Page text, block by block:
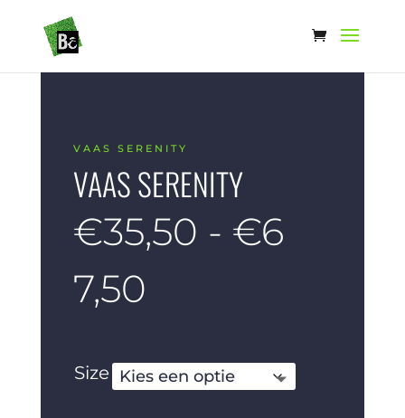
VAAS SERENITY
VAAS SERENITY
€35,50 - €6
7,50
tot
Size